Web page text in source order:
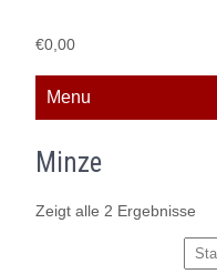
€0,00
Menu
Minze
Zeigt alle 2 Ergebnisse